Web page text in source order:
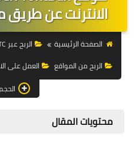
الانترنت عن طريق
الصفحة الرئيسية الربح عبر PTC
الربح من المواقع
العمل على
محتويات المقال